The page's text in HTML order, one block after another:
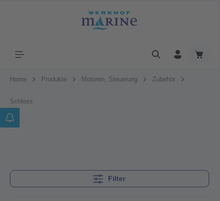
Home Produkte Motoren, Steuerung Zubehör
Schloss
Filter